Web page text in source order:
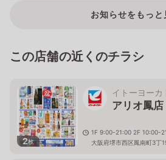
お知らせをもっと
この店舗の近くのチラシ
2枚
イトーヨーカ
アリオ鳳店
1F 9:00-21:00 2F 10:00-
大阪府堺市西区鳳南町3丁